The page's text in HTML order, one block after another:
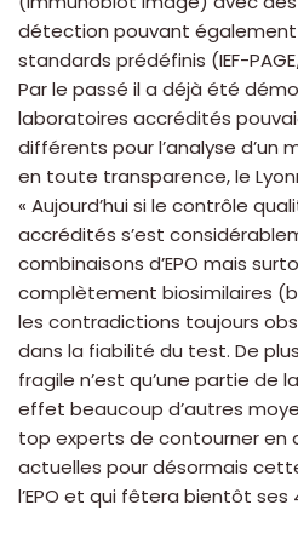
détection pouvant également
standards prédéfinis (IEF-PAGE/
Par le passé il a déjà été
laboratoires accrédités
différents pour l’analyse d’un
en toute transparence, le
« Aujourd’hui si le contrôle
accrédités s’est
combinaisons d’EPO mais
complètement biosimilaires
les contradictions toujours
dans la fiabilité du test. De
fragile n’est qu’une partie de
effet beaucoup d’autres
top experts de contourner en
actuelles pour désormais
l’EPO et qui fêtera bientôt ses